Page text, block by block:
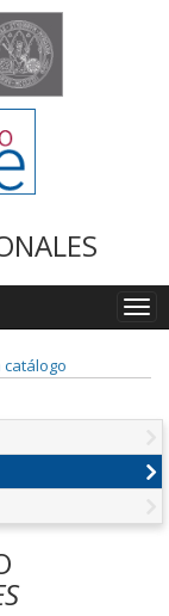
catálogo